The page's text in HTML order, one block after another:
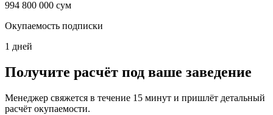
994 800 000 сум
Окупаемость подписки
1 дней
Получите расчёт под ваше заведение
Менеджер свяжется в течение 15 минут и пришлёт детальный
расчёт окупаемости.